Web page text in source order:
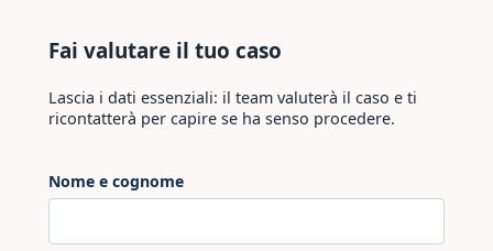
Fai valutare il tuo caso
Lascia i dati essenziali: il team valuterà il caso e ti
ricontatterà per capire se ha senso procedere.
Nome e cognome